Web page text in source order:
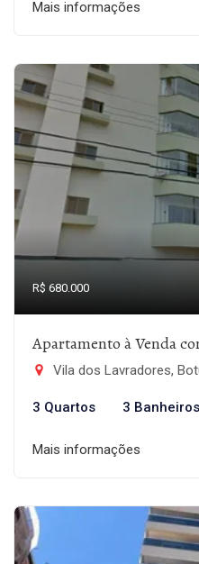
Mais informações
R$ 680.000
Apartamento à Venda
Vila dos Lavradores,
3 Quartos 3 Banheiros
Mais informações